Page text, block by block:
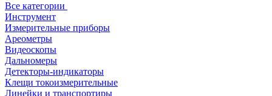
Все категории
Инструмент
Измерительные приборы
Ареометры
Видеоскопы
Дальномеры
Детекторы-индикаторы
Клещи токоизмерительные
Линейки и транспортиры